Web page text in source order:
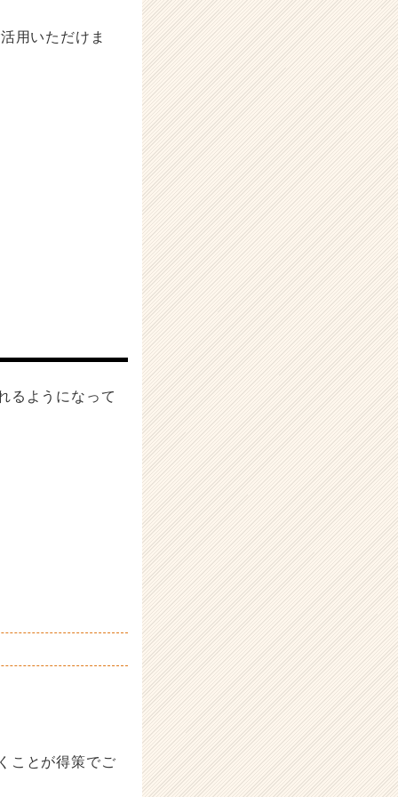
用いただけま
るようになって
ことが得策でご